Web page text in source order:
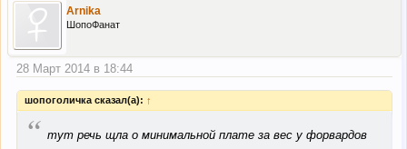
Arnika
ШопоФанат
28 Март 2014 в 18:44
шопоголичка сказал(а): ↑
“ тут речь щла о минимальной плате за вес у форвардов